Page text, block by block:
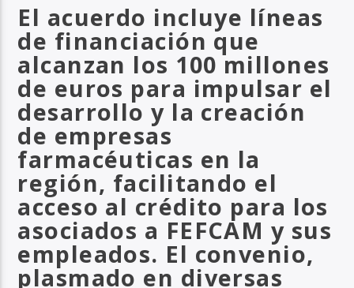
El acuerdo incluye líneas
de financiación que
alcanzan los 100 millones
de euros para impulsar el
desarrollo y la creación
de empresas
farmacéuticas en la
región, facilitando el
acceso al crédito para los
asociados a FEFCAM y sus
empleados. El convenio,
plasmado en diversas